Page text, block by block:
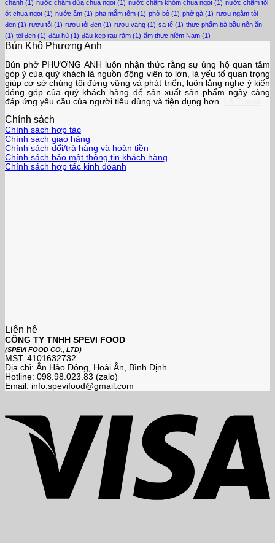
chanh (1) nước chấm dứa chua ngọt (1) nước chấm khóm chua ngọt (1) nước chấm tỏi
ớt chua ngọt (1) nước ấm (1) pha mắm tôm (1) phở bò (1) phở gà (1) rượu ngâm tỏi
đen (1) rượu tỏi (1) rượu tỏi đen (1) rượu vang (1) sa tế (1) thực phẩm bà bầu nên ăn
(1) tỏi đen (1) đậu hũ (1) đậu kẹp rau răm (1) ẩm thực niềm Nam (1)
Bún Khô Phương Anh
Bún phở PHƯƠNG ANH luôn nhận thức rằng sự ủng hộ quan tâm
góp ý của quý khách là nguồn động viên to lớn, là yếu tố quan trọng
giúp cơ sở chúng tôi đứng vững và phát triển, luôn lắng nghe ý kiến
đóng góp của quý khách hàng để sản xuất sản phẩm ngày càng
đáp ứng yêu cầu của người tiêu dùng và tiện dụng hơn.
Chính sách
Chính sách hợp tác
Chính sách giao hàng
Chính sách đổi/trả hàng và hoàn tiền
Chính sách bảo mật thông tin khách hàng
Chính sách hợp tác kinh doanh
Liên hệ
CÔNG TY TNHH SPEVI FOOD
(SPEVI FOOD CO., LTD)
MST: 4101632732
Địa chỉ: Ân Hảo Đông, Hoài Ân, Bình Định
Hotline: 098.98.023.83 (zalo)
Email: info.spevifood@gmail.com